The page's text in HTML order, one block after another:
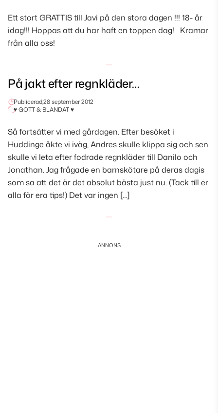
Ett stort GRATTIS till Javi på den stora dagen !!! 18- år
idag!!! Hoppas att du har haft en toppen dag! Kramar
från alla oss!
På jakt efter regnkläder…
Publicerad,28 september 2012
♥ GOTT & BLANDAT ♥
Så fortsätter vi med gårdagen. Efter besöket i
Huddinge åkte vi iväg, Andres skulle klippa sig och sen
skulle vi leta efter fodrade regnkläder till Danilo och
Jonathan. Jag frågade en barnskötare på deras dagis
som sa att det är det absolut bästa just nu. (Tack till er
alla för era tips!) Det var ingen […]